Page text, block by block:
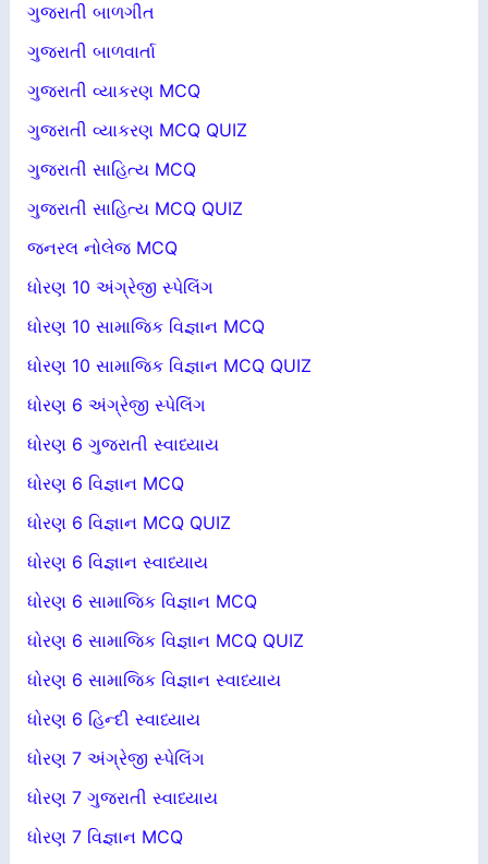
ગુજરાતી બાળગીત
ગુજરાતી બાળવાર્તા
ગુજરાતી વ્યાકરણ MCQ
ગુજરાતી વ્યાકરણ MCQ QUIZ
ગુજરાતી સાહિત્ય MCQ
ગુજરાતી સાહિત્ય MCQ QUIZ
જનરલ નોલેજ MCQ
ધોરણ 10 અંગ્રેજી સ્પેલિંગ
ધોરણ 10 સામાજિક વિજ્ઞાન MCQ
ધોરણ 10 સામાજિક વિજ્ઞાન MCQ QUIZ
ધોરણ 6 અંગ્રેજી સ્પેલિંગ
ધોરણ 6 ગુજરાતી સ્વાધ્યાય
ધોરણ 6 વિજ્ઞાન MCQ
ધોરણ 6 વિજ્ઞાન MCQ QUIZ
ધોરણ 6 વિજ્ઞાન સ્વાધ્યાય
ધોરણ 6 સામાજિક વિજ્ઞાન MCQ
ધોરણ 6 સામાજિક વિજ્ઞાન MCQ QUIZ
ધોરણ 6 સામાજિક વિજ્ઞાન સ્વાધ્યાય
ધોરણ 6 હિન્દી સ્વાધ્યાય
ધોરણ 7 અંગ્રેજી સ્પેલિંગ
ધોરણ 7 ગુજરાતી સ્વાધ્યાય
ધોરણ 7 વિજ્ઞાન MCQ